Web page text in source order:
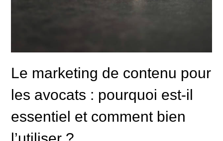
Le marketing de contenu pour
les avocats : pourquoi est-il
essentiel et comment bien